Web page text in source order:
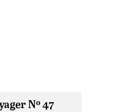
Nº 47